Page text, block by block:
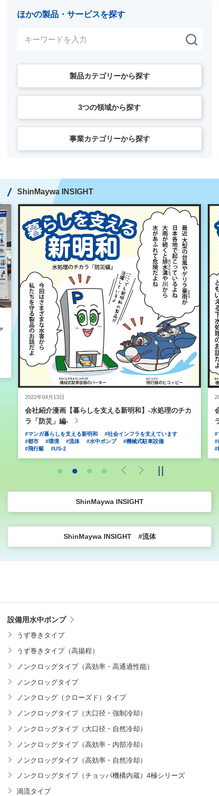
ほかの製品・サービスを探す
製品カテゴリーから探す
3つの領域から探す
事業カテゴリーから探す
ShinMaywa INSIGHT
2022年04月13日
会社紹介漫画【暮らしを支える新明和】-水処理のチカ
ラ「防災」編-
#マンガ暮らしを支える新明和
#社会インフラを支えています
#都市
#環境 #流体 #水中ポンプ
#機械式駐車設備
#飛行艇
#US-2
#
#
#
Previous
ShinMaywa INSIGHT
ShinMaywa INSIGHT #流体
設備用水中ポンプ
うず巻きタイプ
うず巻きタイプ（高揚程）
ノンクロッグタイプ（高効率・高通過性能）
ノンクロッグタイプ
ノンクロッグ（クローズド）タイプ
ノンクロッグタイプ（大口径・強制冷却）
ノンクロッグタイプ（大口径・自然冷却）
ノンクロッグタイプ（高効率・内部冷却）
ノンクロッグタイプ（高効率・自然冷却）
ノンクロッグタイプ（チョッパ機構内蔵）4極シリーズ
渦流タイプ